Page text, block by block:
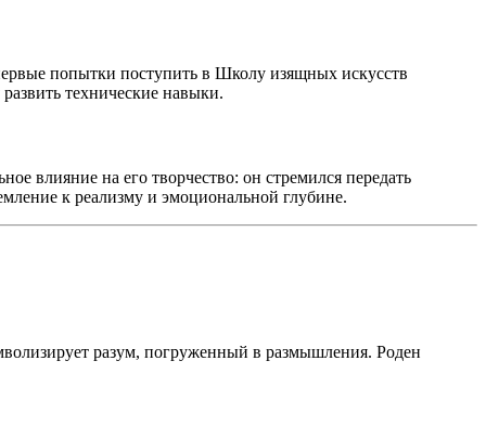
попытки поступить в Школу изящных искусств
технические навыки.
влияние на его творчество: он стремился передать
к реализму и эмоциональной глубине.
разум, погруженный в размышления. Роден